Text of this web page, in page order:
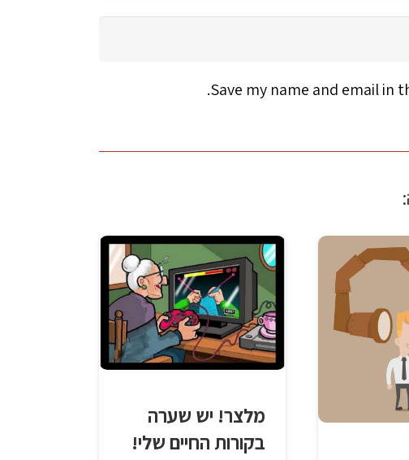
Save my name and email in
מלצר! יש שערה
בקורות החיים שלי!